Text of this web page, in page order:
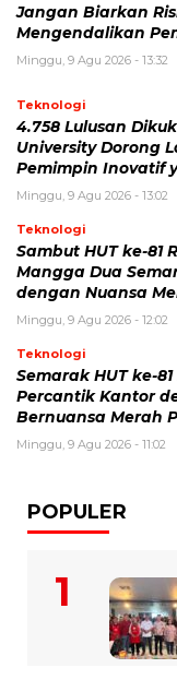
Jangan Biarkan
Mengendalikan
Minggu, 9 Agu 2026 - 13:32
Teknologi
4.758 Lulusan
University Dorong
Pemimpin Inovatif
Minggu, 9 Agu 2026 - 13:02
Teknologi
Sambut HUT ke-81
Mangga Dua
dengan Nuansa
Minggu, 9 Agu 2026 - 12:02
Teknologi
Semarak HUT ke-
Percantik Kantor
Bernuansa Merah
Minggu, 9 Agu 2026 - 11:02
POPULER